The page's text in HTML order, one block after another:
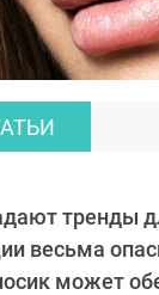
тренды
весьма
может